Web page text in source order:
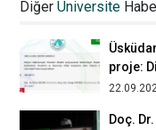
DiğerÜniversite
proje:
Doç.